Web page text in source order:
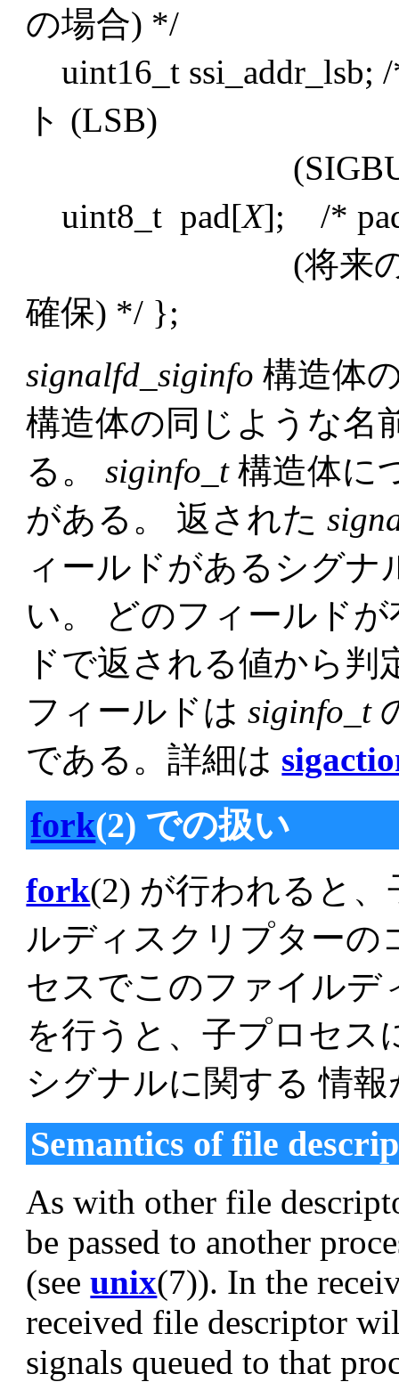
の場合) */
uint16_t ssi_addr_lsb;
ト (LSB)
(SIGBUS;
uint8_t pad[X]; /*
(将来のフィー
確保) */ };
signalfd_siginfo 構造体
構造体の同じような名
る。siginfo_t構造体に
がある。 返された
ィールドがあるシグ
い。 どのフィールド
ドで返される値から
フィールドはsiginfo_t
である。詳細は
fork(2) での扱い
fork(2) が行われると
ルディスクリプターの
セスでこのファイル
を行うと、子プロセス
シグナルに関する 情
Semantics of file
As with other file
be passed to another
(seeunix(7)). In the
received file descriptor
signals queued to that